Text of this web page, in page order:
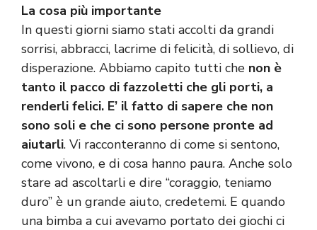
La cosa più importante
In questi giorni siamo stati accolti da grandi
sorrisi, abbracci, lacrime di felicità, di sollievo, di
disperazione. Abbiamo capito tutti che non è
tanto il pacco di fazzoletti che gli porti, a
renderli felici. E’ il fatto di sapere che non
sono soli e che ci sono persone pronte ad
aiutarli. Vi racconteranno di come si sentono,
come vivono, e di cosa hanno paura. Anche solo
stare ad ascoltarli e dire “coraggio, teniamo
duro” è un grande aiuto, credetemi. E quando
una bimba a cui avevamo portato dei giochi ci